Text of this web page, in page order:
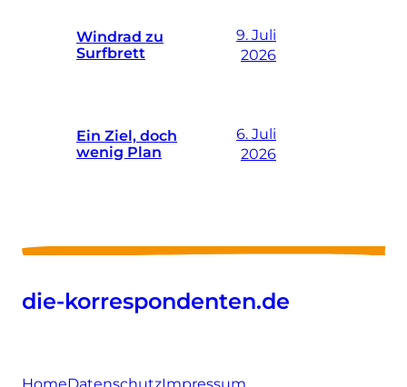
Windrad zu
Surfbrett
9. Juli
2026
Ein Ziel, doch
wenig Plan
6. Juli
2026
die-korrespondenten.de
HomeDatenschutzImpressum